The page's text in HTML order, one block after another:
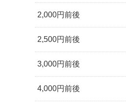
2,000円前後
2,500円前後
3,000円前後
4,000円前後